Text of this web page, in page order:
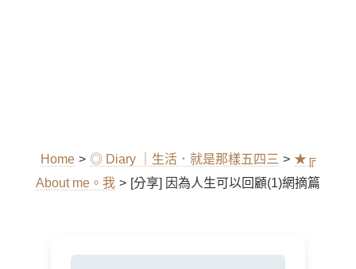
Home > ◎ Diary ｜生活．就是那樣五四三 > ★╔
About me。我 > [分享] 因為人生可以回顧(1)網摘篇